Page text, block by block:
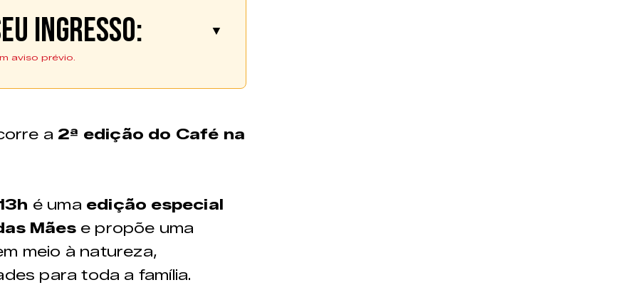
ingresso: ▼
aviso prévio.
a 2ª edição do Café na
é uma edição especial
Mãese propõe uma
meio à natureza,
para toda a família.